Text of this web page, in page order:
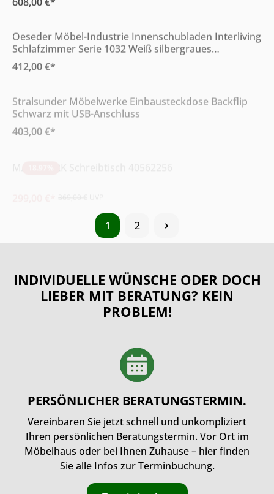
Oeseder Möbel-Industrie Innenschubladen Interliving
Schlafzimmer Serie 1032 Weiß silbergraues
Streifendekor
412,00 €*
Online & im Möbelhaus erhältlich
Stralsunder Möbelwerke Einbausteckdose Backflip
Schwarz mit USB-Anschluss
403,00 €*
Sale
1 2
INDIVIDUELLE WÜNSCHE ODER DOCH
LIEBER MIT BERATUNG? KEIN
PROBLEM!
PERSÖNLICHER BERATUNGSTERMIN.
Vereinbaren Sie jetzt schnell und unkompliziert
Ihren persönlichen Beratungstermin. Vor Ort im
Möbelhaus oder bei Ihnen Zuhause – hier finden
Sie alle Infos zur Terminbuchung.